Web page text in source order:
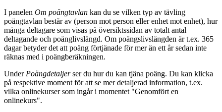
I panelen Om poängtavlan kan du se vilken typ av tävling
poängtavlan består av (person mot person eller enhet mot enhet), hur
många deltagare som visas på översiktssidan av totalt antal
deltagande och poänglivslängd. Om poängslivslängden är t.ex. 365
dagar betyder det att poäng förtjänade för mer än ett år sedan inte
räknas med i poängberäkningen.
Under Poängdetaljer ser du hur du kan tjäna poäng. Du kan klicka
på respektive moment för att se mer detaljerad information, t.ex.
vilka onlinekurser som ingår i momentet "Genomfört en
onlinekurs".